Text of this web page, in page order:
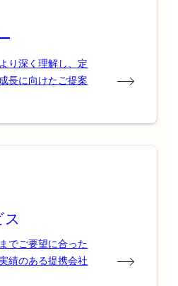
り深く理解し、定
長に向けたご提案
ス
でご要望に合った
績のある提携会社